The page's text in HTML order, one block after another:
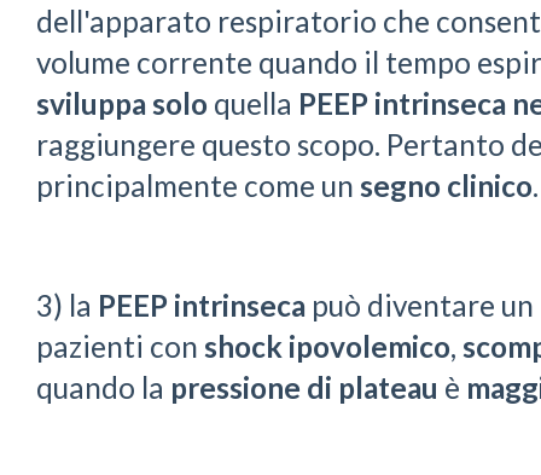
dell'apparato respiratorio che
volume corrente quando il tempo
sviluppa solo quella PEEP intrinseca
raggiungere questo scopo. Pertanto
principalmente come un segno clinico.
3) la PEEP intrinseca può diventare un
pazienti con shock ipovolemico,
quando la pressione di plateau è